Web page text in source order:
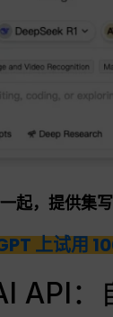
起，提供集
上试用
：